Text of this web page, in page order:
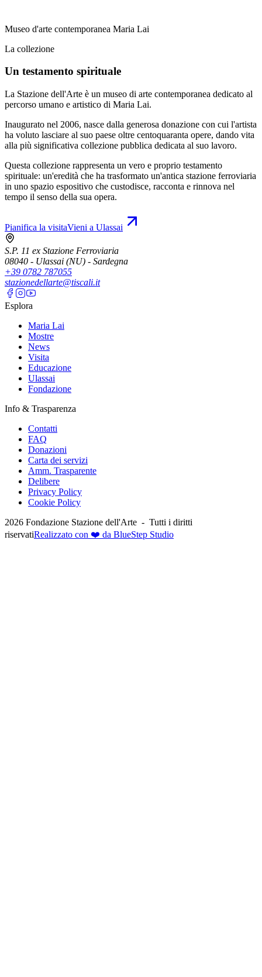
Museo d'arte contemporanea Maria Lai
La collezione
Un testamento spirituale
La Stazione dell'Arte è un museo di arte contemporanea dedicato al
percorso umano e artistico di Maria Lai.
Inaugurato nel 2006, nasce dalla generosa donazione con cui l'artista
ha voluto lasciare al suo paese oltre centoquaranta opere, dando vita
alla più significativa collezione pubblica dedicata al suo lavoro.
Questa collezione rappresenta un vero e proprio testamento
spirituale: un'eredità che ha trasformato un'antica stazione ferroviaria
in uno spazio espositivo che custodisce, racconta e rinnova nel
tempo il senso della sua opera.
Pianifica la visitaVieni a Ulassai
S.P. 11 ex Stazione Ferroviaria
08040 - Ulassai (NU) - Sardegna
+39 0782 787055
stazionedellarte@tiscali.it
Esplora
Maria Lai
Mostre
News
Visita
Educazione
Ulassai
Fondazione
Info & Trasparenza
Contatti
FAQ
Donazioni
Carta dei servizi
Amm. Trasparente
Delibere
Privacy Policy
Cookie Policy
2026 Fondazione Stazione dell'Arte - Tutti i diritti
riservatiRealizzato con ❤️ da BlueStep Studio